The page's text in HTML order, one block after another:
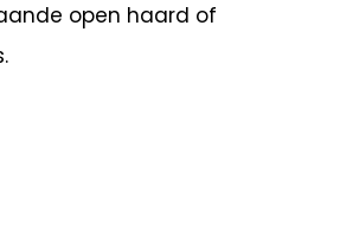
open haard of